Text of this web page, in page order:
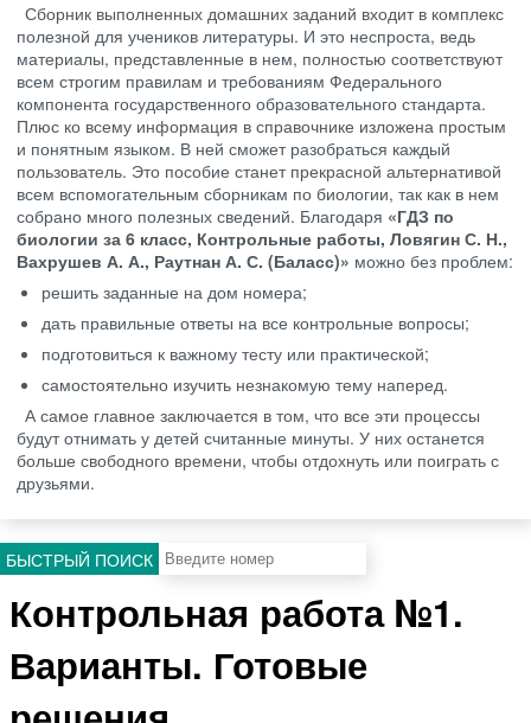
Сборник выполненных домашних заданий входит в комплекс
полезной для учеников литературы. И это неспроста, ведь
материалы, представленные в нем, полностью соответствуют
всем строгим правилам и требованиям Федерального
компонента государственного образовательного стандарта.
Плюс ко всему информация в справочнике изложена простым
и понятным языком. В ней сможет разобраться каждый
пользователь. Это пособие станет прекрасной альтернативой
всем вспомогательным сборникам по биологии, так как в нем
собрано много полезных сведений. Благодаря «ГДЗ по
биологии за 6 класс, Контрольные работы, Ловягин С. Н.,
Вахрушев А. А., Раутнан А. С. (Баласс)» можно без проблем:
решить заданные на дом номера;
дать правильные ответы на все контрольные вопросы;
подготовиться к важному тесту или практической;
самостоятельно изучить незнакомую тему наперед.
А самое главное заключается в том, что все эти процессы
будут отнимать у детей считанные минуты. У них останется
больше свободного времени, чтобы отдохнуть или поиграть с
друзьями.
БЫСТРЫЙ ПОИСК
Контрольная работа №1.
Варианты. Готовые